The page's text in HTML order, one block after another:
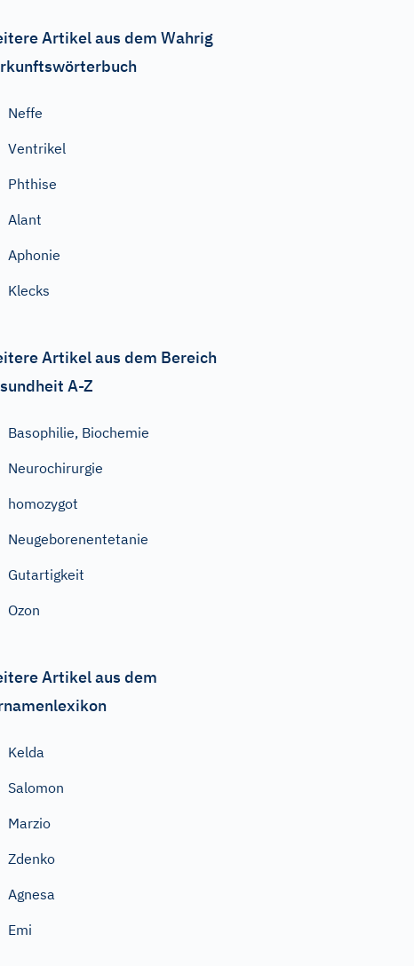
Artikel aus dem Wahrig
Neffe
Ventrikel
Phthise
Alant
Aphonie
Klecks
Artikel aus dem Bereich
A-Z
Basophilie, Biochemie
Neurochirurgie
homozygot
Neugeborenentetanie
Gutartigkeit
Ozon
Artikel aus dem
Kelda
Salomon
Marzio
Zdenko
Agnesa
Emi